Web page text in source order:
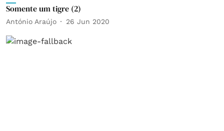
Somente um tigre (2)
António Araújo 26 Jun 2020